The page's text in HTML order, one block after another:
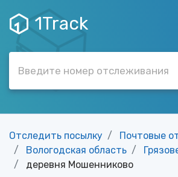
1Track
Отследить посылку
Почтовые
Вологодская область
деревня Мошенниково